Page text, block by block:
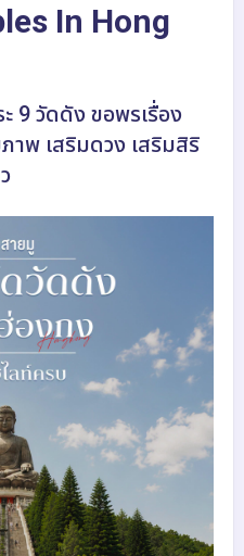
In Hong
9 วัดดัง ขอพรเรื่อง
าพ เสริมดวง เสริมสิริ